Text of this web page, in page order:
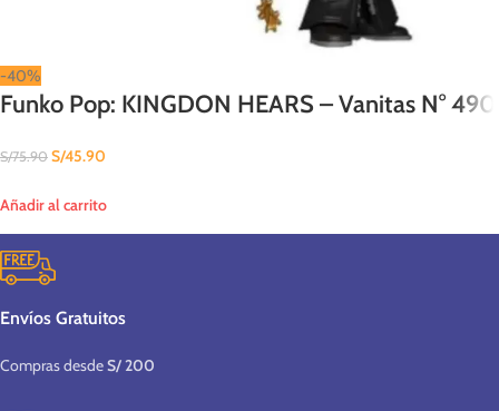
-40%
Funko Pop: KINGDON HEARS – Vanitas N° 490
S/75.90 S/45.90
Añadir al carrito
Envíos Gratuitos
Compras desdeS/ 200